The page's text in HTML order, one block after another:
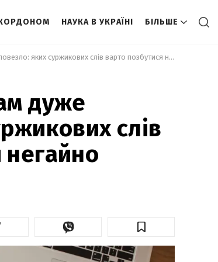
НАУКА В УКРАЇНІ БІЛЬШЕ
Успокойтесь – вам дуже повезло: яких суржикових слів варто позбутися негайно
дуже
слів
негайно